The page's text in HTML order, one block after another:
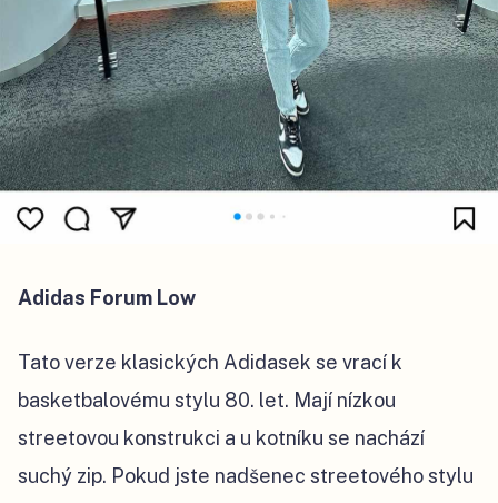
Adidas Forum Low
Tato verze klasických Adidasek se vrací k
basketbalovému stylu 80. let. Mají nízkou
streetovou konstrukci a u kotníku se nachází
suchý zip. Pokud jste nadšenec streetového stylu